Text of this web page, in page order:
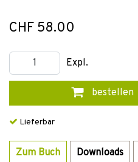
CHF 58.00
Expl.
bestellen
Lieferbar
Zum Buch Downloads